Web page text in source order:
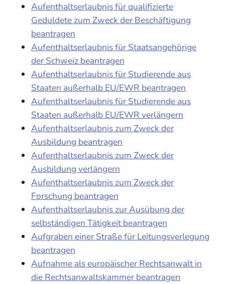
Aufenthaltserlaubnis für qualifizierte
Geduldete zum Zweck der Beschäftigung
beantragen
Aufenthaltserlaubnis für Staatsangehörige
der Schweiz beantragen
Aufenthaltserlaubnis für Studierende aus
Staaten außerhalb EU/EWR beantragen
Aufenthaltserlaubnis für Studierende aus
Staaten außerhalb EU/EWR verlängern
Aufenthaltserlaubnis zum Zweck der
Ausbildung beantragen
Aufenthaltserlaubnis zum Zweck der
Ausbildung verlängern
Aufenthaltserlaubnis zum Zweck der
Forschung beantragen
Aufenthaltserlaubnis zur Ausübung der
selbständigen Tätigkeit beantragen
Aufgraben einer Straße für Leitungsverlegung
beantragen
Aufnahme als europäischer Rechtsanwalt in
die Rechtsanwaltskammer beantragen